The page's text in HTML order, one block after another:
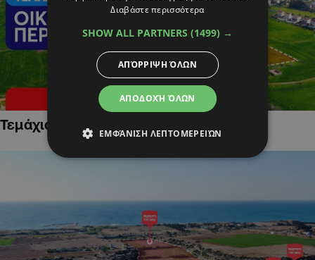
Τεμάχια Γης σε Οικιστικές Περιοχές
Διαβάστε περισσότερα
SHOW ALL PARTNERS (1499) →
ΑΠΟΔΟΧΉ ΌΛΩΝ
ΑΠΌΡΡΙΨΗ ΌΛΩΝ
ΕΜΦΆΝΙΣΗ ΛΕΠΤΟΜΕΡΕΙΏΝ